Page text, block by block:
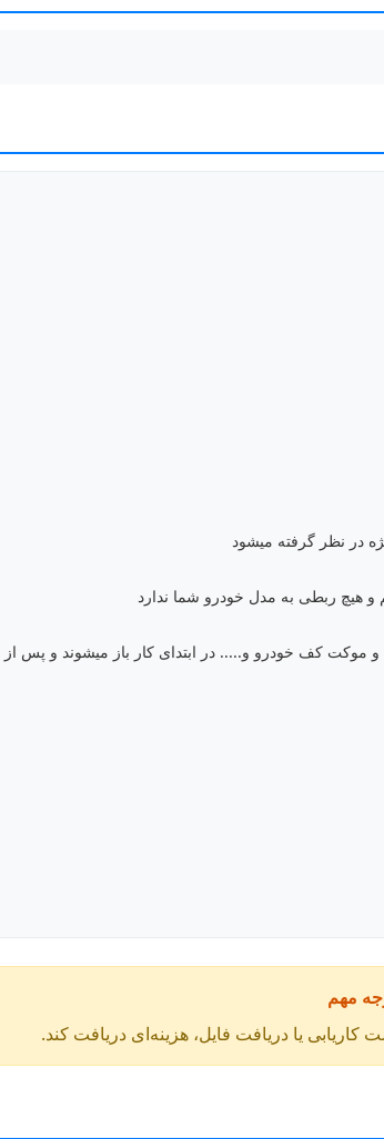
در نظر گرفته میشود
هیچ ربطی به مدل خودرو شما ندارد
کف خودرو و..... در ابتدای کار باز میشوند و پس
مهم
کاریابی یا دریافت فایل، هزینه‌ای دریافت کند.